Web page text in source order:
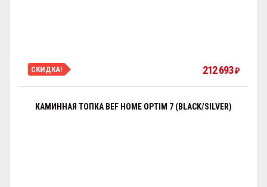
СКИДКА! 212 693₽
КАМИННАЯ ТОПКА BEF HOME OPTIM 7 (BLACK/SILVER)